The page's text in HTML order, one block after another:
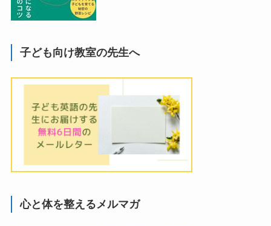
子ども向け教室の先生へ
心と体を整えるメルマガ